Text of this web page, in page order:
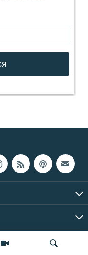
| Все права защищены.